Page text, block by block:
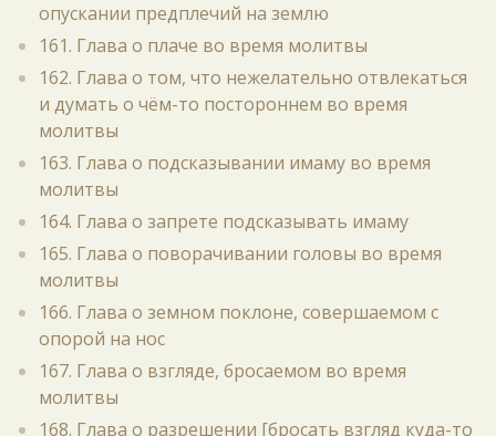
опускании предплечий на землю
161. Глава о плаче во время молитвы
162. Глава о том, что нежелательно отвлекаться
и думать о чём-то постороннем во время
молитвы
163. Глава о подсказывании имаму во время
молитвы
164. Глава о запрете подсказывать имаму
165. Глава о поворачивании головы во время
молитвы
166. Глава о земном поклоне, совершаемом с
опорой на нос
167. Глава о взгляде, бросаемом во время
молитвы
168. Глава о разрешении [бросать взгляд куда-то